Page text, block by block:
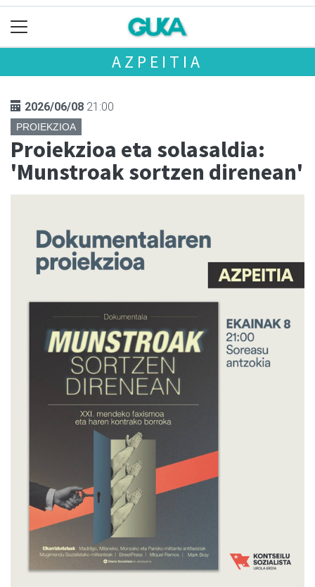
AZPEITIA
2026/06/08 21:00
PROIEKZIOA
Proiekzioa eta solasaldia:
'Munstroak sortzen direnean'